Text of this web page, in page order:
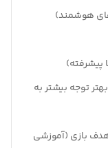
هوشمند)
پیشرفته)
توجه بیشتر به
بازی (آموزشی